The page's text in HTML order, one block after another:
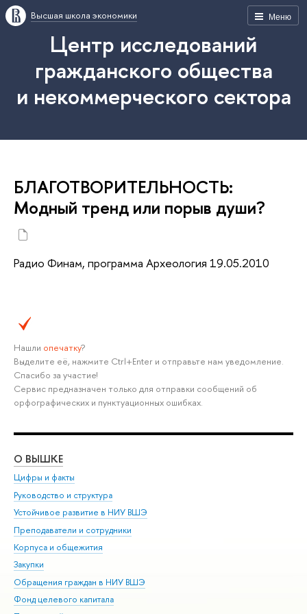
Меню
Высшая школа экономики
Центр исследований
гражданского общества
и некоммерческого сектора
БЛАГОТВОРИТЕЛЬНОСТЬ:
Модный тренд или порыв души?
Радио Финам, программа Археология 19.05.2010
Нашли опечатку?
Выделите её, нажмите Ctrl+Enter и отправьте нам уведомление.
Спасибо за участие!
Сервис предназначен только для отправки сообщений об
орфографических и пунктуационных ошибках.
О ВЫШКЕ
Цифры и факты
Руководство и структура
Устойчивое развитие в НИУ ВШЭ
Преподаватели и сотрудники
Корпуса и общежития
Закупки
Обращения граждан в НИУ ВШЭ
Фонд целевого капитала